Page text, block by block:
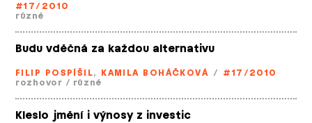
#17/2010
různé
Budu vděčná za každou alternativu
FILIP POSPÍŠIL, KAMILA BOHÁČKOVÁ / #17/2010
rozhovor / různé
Kleslo jmění i výnosy z investic